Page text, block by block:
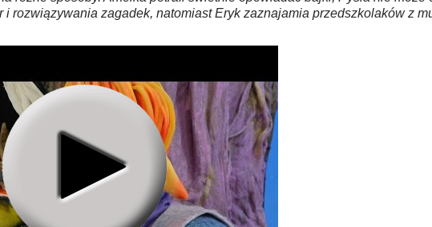
rozwiązywania zagadek, natomiast Eryk zaznajamia przedszkolaków z